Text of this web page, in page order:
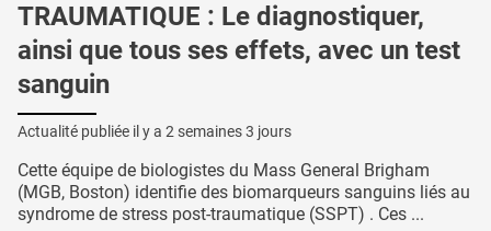
TRAUMATIQUE : Le diagnostiquer,
ainsi que tous ses effets, avec un test
sanguin
Actualité publiée il y a 2 semaines 3 jours
Cette équipe de biologistes du Mass General Brigham
(MGB, Boston) identifie des biomarqueurs sanguins liés au
syndrome de stress post-traumatique (SSPT) . Ces ...